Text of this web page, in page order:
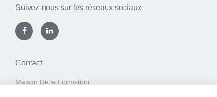
Suivez-nous sur les réseaux sociaux
Contact
Maison De la Formation